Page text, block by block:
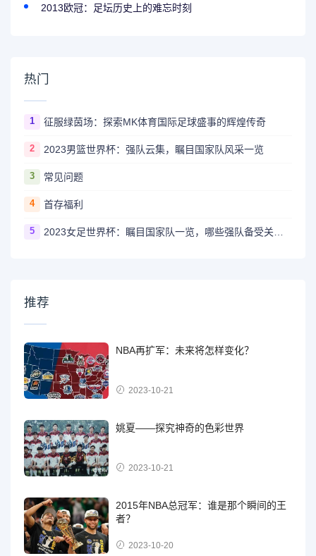
2013欧冠：足坛历史上的难忘时刻
热门
1 征服绿茵场：探索MK体育国际足球盛事的辉煌传奇
2 2023男篮世界杯：强队云集，瞩目国家队风采一览
3 常见问题
4 首存福利
5 2023女足世界杯：瞩目国家队一览，哪些强队备受关注？
推荐
NBA再扩军：未来将怎样变化？
2023-10-21
姚夏——探究神奇的色彩世界
2023-10-21
2015年NBA总冠军：谁是那个瞬间的王
者？
2023-10-20